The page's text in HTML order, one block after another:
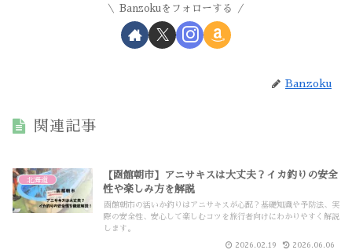
Banzokuをフォローする
Banzoku
関連記事
北海道
【函館朝市】アニサキスは大丈夫？イカ釣りの安全
性や楽しみ方を解説
函館朝市の活いか釣りはアニサキスが心配？基礎知識や予防法、実
際の安全性、安心して楽しむコツを旅行者向けにわかりやすく解説
します。
2026.02.19 2026.06.06